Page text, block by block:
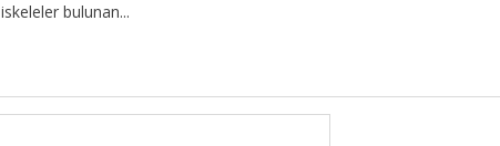
iskeleler bulunan...